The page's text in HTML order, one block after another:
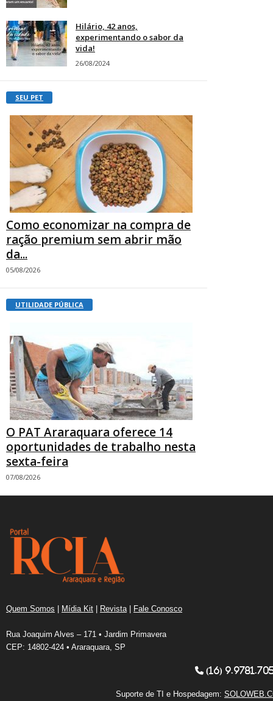
Hilário, 42 anos,
experimentando o sabor da
vida!
26/08/2024
SEU PET
Como economizar na compra de
ração premium sem abrir mão
da...
05/08/2026
UTILIDADE PÚBLICA
O PAT Araraquara oferece 14
oportunidades de trabalho nesta
sexta-feira
07/08/2026
Quem Somos | Mídia Kit | Revista | Fale Conosco
Rua Joaquim Alves – 171 • Jardim Primavera
CEP: 14802-424 • Araraquara, SP
(16)
Suporte de TI e Hospedagem: